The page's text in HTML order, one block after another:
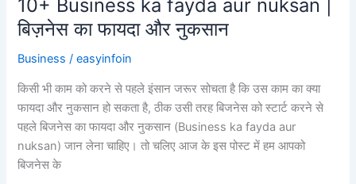
10+ Business ka fayda aur nuksan |
बिज़नेस का फायदा और नुकसान
Business /easyinfoin
किसी भी काम को करने से पहले इंसान जरूर सोचता है कि उस काम का क्या
फायदा और नुकसान हो सकता है, ठीक उसी तरह बिजनेस को स्टार्ट करने से
पहले बिजनेस का फायदा और नुकसान (Business ka fayda aur
nuksan) जान लेना चाहिए। तो चलिए आज के इस पोस्ट में हम आपको
बिजनेस के